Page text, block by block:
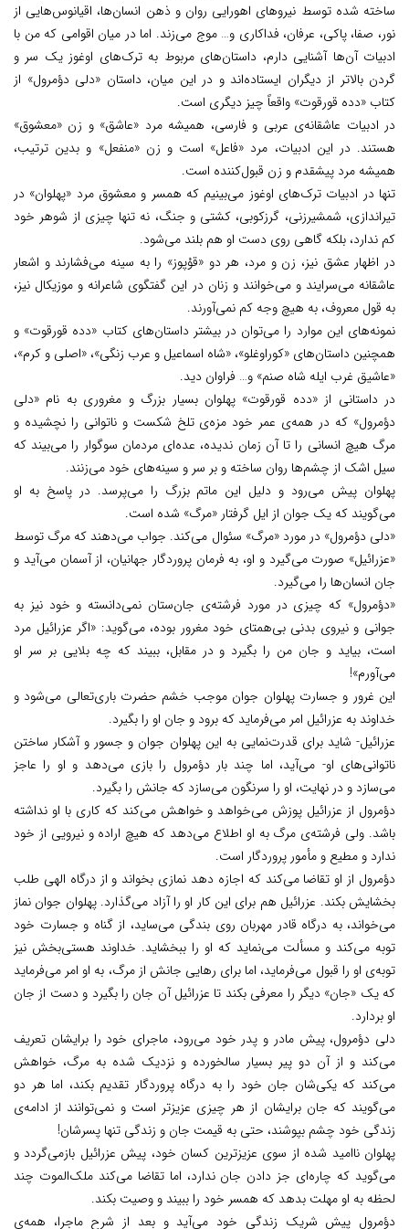
ساخته شده توسط نیروهای اهورایی روان و ذهن انسان‌ها، اقیانوس‌هایی از
نور، صفا، پاکی، عرفان، فداکاری و… موج می‌زند. اما در میان اقوامی که من با
ادبیات آن‌ها آشنایی دارم، داستان‌های مربوط به ترک‌های اوغوز یک سر و
گردن بالاتر از دیگران ایستاده‌اند و در این میان، داستان «دلی دؤمرول» از
کتاب «دده قورقوت» واقعاً چیز دیگری است.
در ادبیات عاشقانه‌ی عربی و فارسی، همیشه مرد «عاشق» و زن «معشوق»
هستند. در این ادبیات، مرد «فاعل» است و زن «منفعل» و بدین ترتیب،
همیشه مرد پیشقدم و زن قبول‌کننده است.
تنها در ادبیات ترک‌های اوغوز می‌بینیم که همسر و معشوق مرد «پهلوان» در
تیراندازی، شمشیرزنی، گرزکوبی، کشتی و جنگ، نه تنها چیزی از شوهر خود
کم ندارد، بلکه گاهی روی دست او هم بلند می‌شود.
در اظهار عشق نیز، زن و مرد، هر دو «قوْپوز» را به سینه می‌فشارند و اشعار
عاشقانه می‌سرایند و می‌خوانند و زنان در این گفتگوی شاعرانه و موزیکال نیز،
به قول معروف، به هیچ وجه کم نمی‌آورند.
نمونه‌های این موارد را می‌توان در بیشتر داستان‌های کتاب «دده قورقوت» و
همچنین داستان‌های «کوراوغلو»، «شاه اسماعیل و عرب زنگی»، «اصلی و کرم»،
«عاشیق غرب ایله شاه صنم» و… فراوان دید.
در داستانی از «دده قورقوت» پهلوان بسیار بزرگ و مغروری به نام «دلی
دؤمرول» که در همه‌ی عمر خود مزه‌ی تلخ شکست و ناتوانی را نچشیده و
مرگ هیچ انسانی را تا آن زمان ندیده، عده‌ای مردمان سوگوار را می‌بیند که
سیل اشک از چشم‌ها روان ساخته و بر سر و سینه‌های خود می‌زنند.
پهلوان پیش می‌رود و دلیل این ماتم بزرگ را می‌پرسد. در پاسخ به او
می‌گویند که یک جوان از ایل گرفتار «مرگ» شده است.
«دلی دؤمرول» در مورد «مرگ» سئوال می‌کند. جواب می‌دهند که مرگ توسط
«عزرائیل» صورت می‌گیرد و او، به فرمان پروردگار جهانیان، از آسمان می‌آید و
جان انسان‌ها را می‌گیرد.
«دؤمرول» که چیزی در مورد فرشته‌ی جان‌ستان نمی‌دانسته و خود نیز به
جوانی و نیروی بدنی بی‌همتای خود مغرور بوده، می‌گوید: «اگر عزرائیل مرد
است، بیاید و جان من را بگیرد و در مقابل، ببیند که چه بلایی بر سر او
می‌آورم»!
این غرور و جسارت پهلوان جوان موجب خشم حضرت باری‌تعالی می‌شود و
خداوند به عزرائیل امر می‌فرماید که برود و جان او را بگیرد.
عزرائیل- شاید برای قدرت‌نمایی به این پهلوان جوان و جسور و آشکار ساختن
ناتوانی‌های او- می‌آید، اما چند بار دؤمرول را بازی می‌دهد و او را عاجز
می‌سازد و در نهایت، او را سرنگون می‌سازد که جانش را بگیرد.
دؤمرول از عزرائیل پوزش می‌خواهد و خواهش می‌کند که کاری با او نداشته
باشد. ولی فرشته‌ی مرگ به او اطلاع می‌دهد که هیچ اراده و نیرویی از خود
ندارد و مطیع و مأمور پروردگار است.
دؤمرول از او تقاضا می‌کند که اجازه دهد نمازی بخواند و از درگاه الهی طلب
بخشایش بکند. عزرائیل هم برای این کار او را آزاد می‌گذارد. پهلوان جوان نماز
می‌خواند، به درگاه قادر مهربان روی بندگی می‌ساید، از گناه و جسارت خود
توبه می‌کند و مسألت می‌نماید که او را ببخشاید. خداوند هستی‌بخش نیز
توبه‌ی او را قبول می‌فرماید، اما برای رهایی جانش از مرگ، به او امر می‌فرماید
که یک «جان» دیگر را معرفی بکند تا عزرائیل آن جان را بگیرد و دست از جان
او بردارد.
دلی دؤمرول، پیش مادر و پدر خود می‌رود، ماجرای خود را برایشان تعریف
می‌کند و از آن دو پیر بسیار سالخورده و نزدیک شده به مرگ، خواهش
می‌کند که یکی‌شان جان خود را به درگاه پروردگار تقدیم بکند، اما هر دو
می‌گویند که جان برایشان از هر چیزی عزیزتر است و نمی‌توانند از ادامه‌ی
زندگی خود چشم بپوشند، حتی به قیمت جان و زندگی تنها پسرشان!
پهلوان ناامید شده از سوی عزیزترین کسان خود، پیش عزرائیل بازمی‌گردد و
می‌گوید که چاره‌ای جز دادن جان ندارد، اما تقاضا می‌کند ملک‌الموت چند
لحظه به او مهلت بدهد که همسر خود را ببیند و وصیت بکند.
دؤمرول پیش شریک زندگی خود می‌آید و بعد از شرح ماجرا، همه‌ی